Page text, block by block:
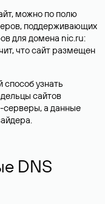
можно по полю
поддерживающих
для домена nic.ru:
что сайт размещен
способ узнать
сайтов
серверы, а данные
DNS